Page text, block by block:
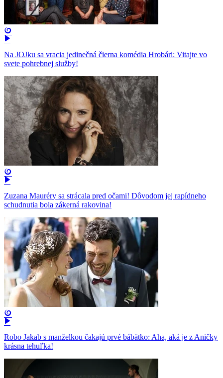
Na JOJku sa vracia jedinečná čierna komédia Hrobári: Vitajte vo
svete pohrebnej služby!
Zuzana Mauréry sa strácala pred očami! Dôvodom jej rapídneho
schudnutia bola zákerná rakovina!
Robo Jakab s manželkou čakajú prvé bábätko: Aha, aká je z Aničky
krásna tehuľka!